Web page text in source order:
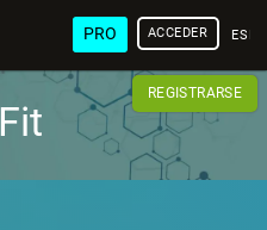
PRO ACCEDER
REGISTRARSE